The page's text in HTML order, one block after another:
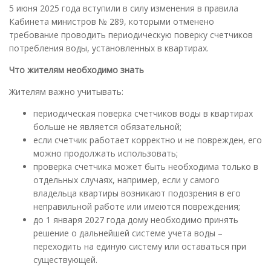
5 июня 2025 года вступили в силу изменения в правила
Кабинета министров № 289, которыми отменено
требование проводить периодическую поверку счетчиков
потребления воды, установленных в квартирах.
Что жителям необходимо знать
Жителям важно учитывать:
периодическая поверка счетчиков воды в квартирах
больше не является обязательной;
если счетчик работает корректно и не поврежден, его
можно продолжать использовать;
проверка счетчика может быть необходима только в
отдельных случаях, например, если у самого
владельца квартиры возникают подозрения в его
неправильной работе или имеются повреждения;
до 1 января 2027 года дому необходимо принять
решение о дальнейшей системе учета воды –
переходить на единую систему или оставаться при
существующей.